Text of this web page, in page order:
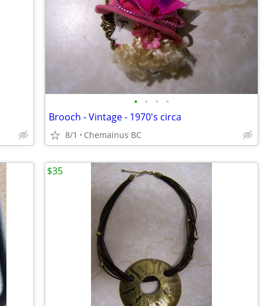
• • • •
Brooch - Vintage - 1970's circa
8/1 Chemainus BC
$35